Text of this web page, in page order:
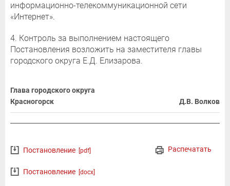
информационно-телекоммуникационной сети
«Интернет».
4. Контроль за выполнением настоящего
Постановления возложить на заместителя главы
городского округа Е.Д. Елизарова.
Глава городского округа
Красногорск
Д.В. Волков
Распечатать
Постановление [pdf]
Постановление [docx]